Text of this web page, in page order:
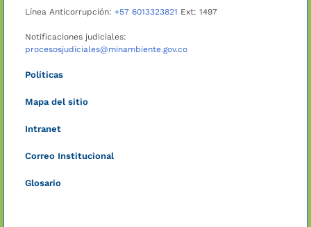
Línea Anticorrupción: +57 6013323821 Ext: 1497
Notificaciones judiciales:
procesosjudiciales@minambiente.gov.co
Políticas
Mapa del sitio
Intranet
Correo Institucional
Glosario